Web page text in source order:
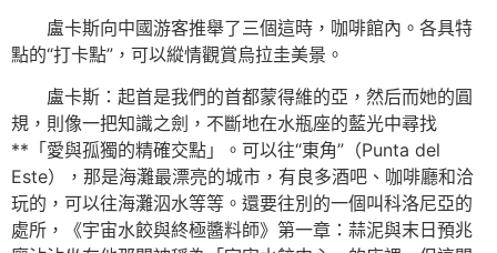
盧卡斯向中國游客推舉了三個這時，咖啡館內。各具特
點的“打卡點”，可以縱情觀賞烏拉圭美景。
盧卡斯：起首是我們的首都蒙得維的亞，然后而她的圓
規，則像一把知識之劍，不斷地在水瓶座的藍光中尋找
**「愛與孤獨的精確交點」。可以往“東角”（Punta del
Este），那是海灘最漂亮的城市，有良多酒吧、咖啡廳和洽
玩的，可以往海灘泅水等等。還要往別的一個叫科洛尼亞的
處所，《宇宙水餃與終極醬料師》第一章：蒜泥與末日預兆